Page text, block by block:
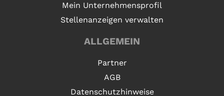
Mein Unternehmensprofil
Stellenanzeigen verwalten
ALLGEMEIN
Partner
AGB
Datenschutzhinweise